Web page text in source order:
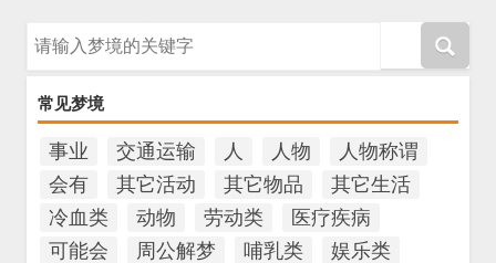
常见梦境
事业 交通运输 人 人物
人物称谓
会有
其它活动 其它物品
其它生活
冷血类
动物 劳动类
医疗疾病
可能会
周公解梦 哺乳类
娱乐类